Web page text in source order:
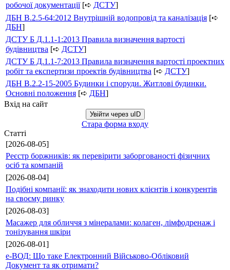
робочої документації[➪ ДСТУ]
ДБН В.2.5-64:2012 Внутрішній водопровід та каналізація [➪
ДБН]
ДСТУ Б Д.1.1-1:2013 Правила визначення вартості
будівництва [➪ ДСТУ]
ДСТУ Б Д.1.1-7:2013 Правила визначення вартості проектних
робіт та експертизи проектів будівництва [➪ ДСТУ]
ДБН В.2.2-15-2005 Будинки і споруди. Житлові будинки.
Основні положення [➪ ДБН]
Вхід на сайт
Увійти через uID
Стара форма входу
Статті
[2026-08-05]
Реєстр боржників: як перевірити заборгованості фізичних
осіб та компаній
[2026-08-04]
Подібні компанії: як знаходити нових клієнтів і конкурентів
на своєму ринку
[2026-08-03]
Масажер для обличчя з мінералами: колаген, лімфодренаж і
тонізування шкіри
[2026-08-01]
е-ВОД: Що таке Електронний Військово-Обліковий
Документ та як отримати?